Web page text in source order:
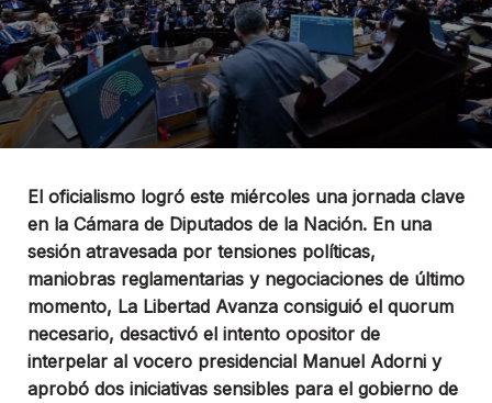
El oficialismo logró este miércoles una jornada clave
en la Cámara de Diputados de la Nación. En una
sesión atravesada por tensiones políticas,
maniobras reglamentarias y negociaciones de último
momento, La Libertad Avanza consiguió el quorum
necesario, desactivó el intento opositor de
interpelar al vocero presidencial Manuel Adorni y
aprobó dos iniciativas sensibles para el gobierno de